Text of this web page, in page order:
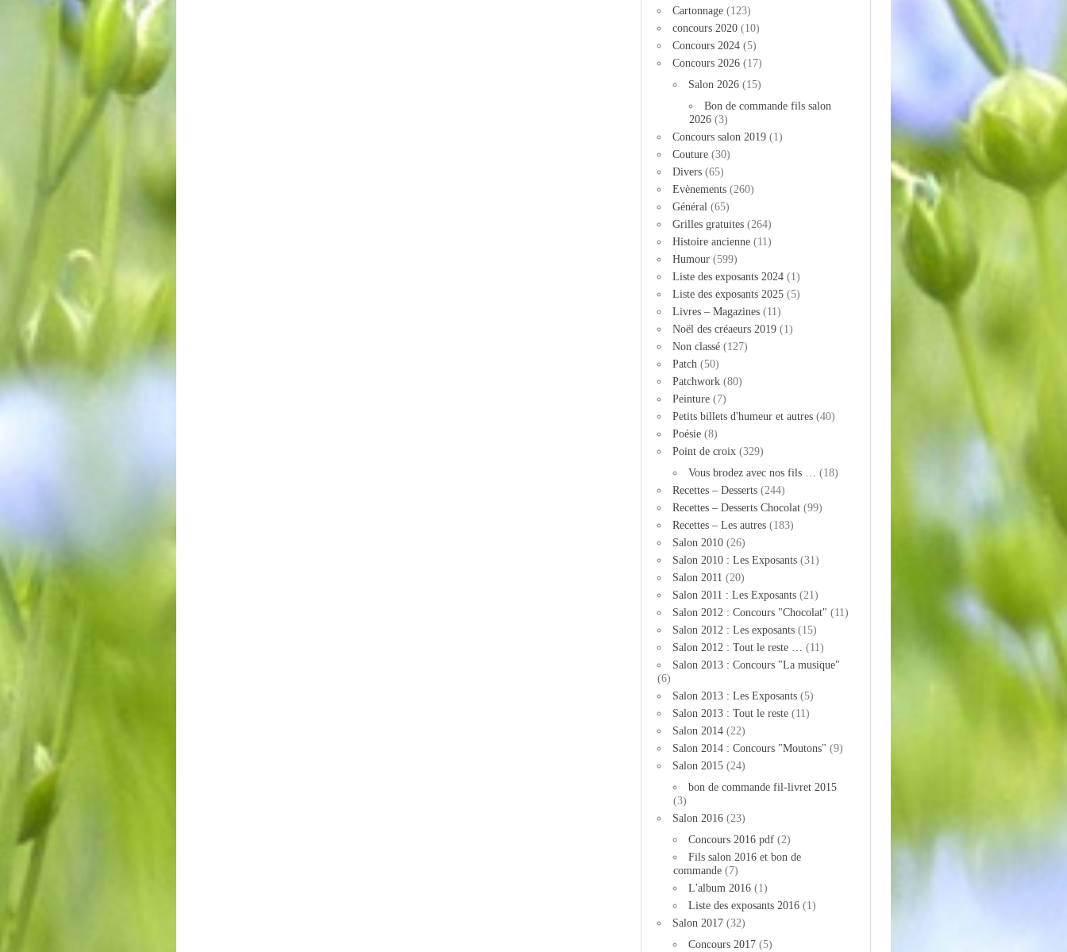
Cartonnage (123)
concours 2020 (10)
Concours 2024 (5)
Concours 2026 (17)
Salon 2026 (15)
Bon de commande fils salon
2026 (3)
Concours salon 2019 (1)
Couture (30)
Divers (65)
Evènements (260)
Général (65)
Grilles gratuites (264)
Histoire ancienne (11)
Humour (599)
Liste des exposants 2024 (1)
Liste des exposants 2025 (5)
Livres – Magazines (11)
Noël des créaeurs 2019 (1)
Non classé (127)
Patch (50)
Patchwork (80)
Peinture (7)
Petits billets d'humeur et autres (40)
Poésie (8)
Point de croix (329)
Vous brodez avec nos fils …
(18)
Recettes – Desserts (244)
Recettes – Desserts Chocolat (99)
Recettes – Les autres (183)
Salon 2010 (26)
Salon 2010 : Les Exposants (31)
Salon 2011 (20)
Salon 2011 : Les Exposants (21)
Salon 2012 : Concours "Chocolat" (11)
Salon 2012 : Les exposants (15)
Salon 2012 : Tout le reste …
(11)
Salon 2013 : Concours "La musique"
(6)
Salon 2013 : Les Exposants (5)
Salon 2013 : Tout le reste (11)
Salon 2014 (22)
Salon 2014 : Concours "Moutons" (9)
Salon 2015 (24)
bon de commande fil-livret 2015
(3)
Salon 2016 (23)
Concours 2016 pdf (2)
Fils salon 2016 et bon de
commande (7)
L'album 2016 (1)
Liste des exposants 2016 (1)
Salon 2017 (32)
Concours 2017 (5)